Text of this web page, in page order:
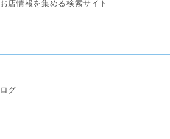
店情報を集める検索サイト
グ